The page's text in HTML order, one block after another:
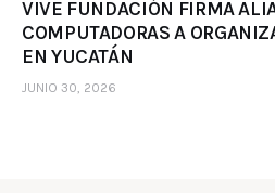
VIVE FUNDACIÓN FIRMA
COMPUTADORAS A
EN YUCATÁN
JUNIO 30, 2026